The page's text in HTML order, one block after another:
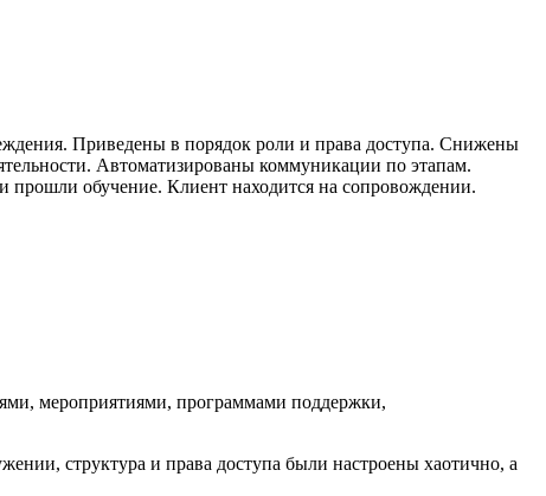
Приведены в порядок роли и права доступа. Снижены
Автоматизированы коммуникации по этапам.
прошли обучение. Клиент находится на сопровождении.
мероприятиями, программами поддержки,
структура и права доступа были настроены хаотично, а